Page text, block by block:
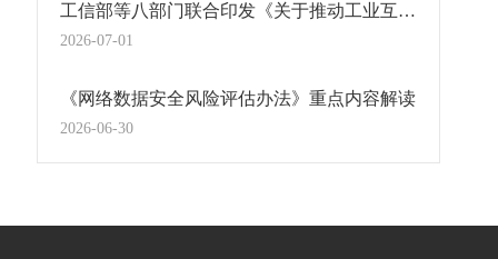
工信部等八部门联合印发《关于推动工业互联网高质量发展的实施意见》
2026-07-01
《网络数据安全风险评估办法》重点内容解读
2026-06-30